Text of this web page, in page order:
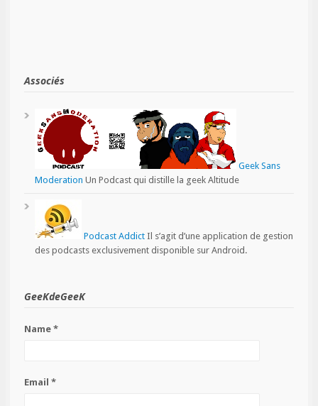
Associés
Geek Sans
Moderation Un Podcast qui distille la geek Altitude
Podcast Addict Il s’agit d’une application de gestion
des podcasts exclusivement disponible sur Android.
GeeKdeGeeK
Name *
Email *